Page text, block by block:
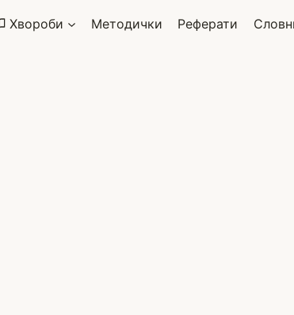
Хвороби Методички Реферати